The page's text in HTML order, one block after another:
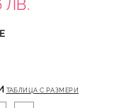
ЛВ.
ТАБЛИЦА С РАЗМЕРИ